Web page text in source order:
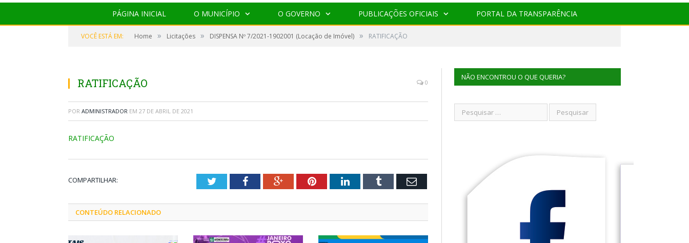
PÁGINA INICIAL O MUNICÍPIO O GOVERNO PUBLICAÇÕES OFICIAIS PORTAL DA TRANSPARÊNCIA
VOCÊ ESTÁ EM: Home » Licitações » DISPENSA Nº 7/2021-1902001 (Locação de Imóvel) » RATIFICAÇÃO
RATIFICAÇÃO 0
POR ADMINISTRADOR EM 27 DE ABRIL DE 2021
RATIFICAÇÃO
COMPARTILHAR: TwitterFacebookGoogle+PinterestLinkedInTumblr Email
CONTEÚDO RELACIONADO
NÃO ENCONTROU O QUE QUERIA?